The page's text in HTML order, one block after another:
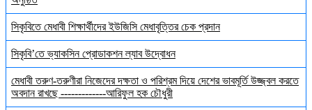
সিকৃবিতে মেধাবী শিক্ষার্থীদের ইউজিসি মেধাবৃত্তির চেক প্রদান
সিকৃবি’তে ভ্যাকসিন প্রোডাকশন ল্যাব উদ্বোধন
মেধাবী তরুণ-তরুণীরা নিজেদের দক্ষতা ও পরিশ্রম দিয়ে দেশের ভাবমূর্তি উজ্জ্বল করতে
অবদান রাখছে -------------আরিফুল হক চৌধুরী